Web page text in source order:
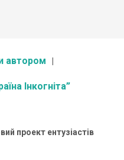
автором
Інкогніта”
проект ентузіастів